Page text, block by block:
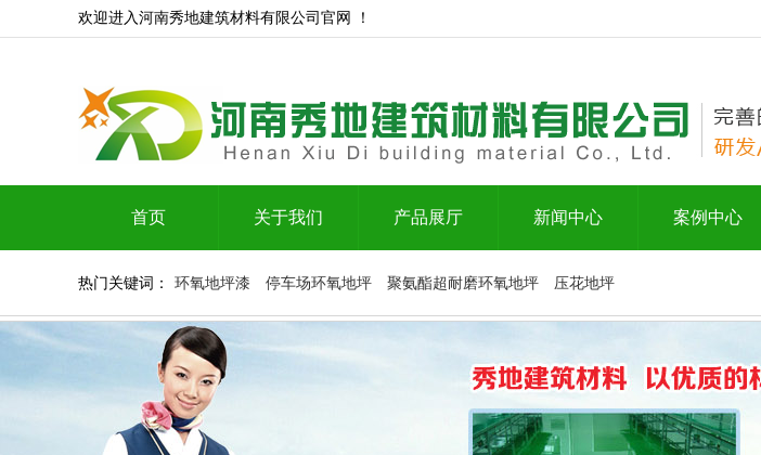
欢迎进入河南秀地建筑材料有限公司官网 ！
首页 关于我们 产品展厅 新闻中心 案例中心
热门关键词： 环氧地坪漆 停车场环氧地坪 聚氨酯超耐磨环氧地坪 压花地坪